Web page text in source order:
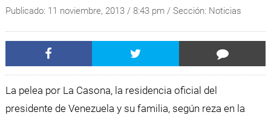
Publicado: 11 noviembre, 2013/ 8:43 pm / Sección: Noticias
La pelea por La Casona, la residencia oficial del
presidente de Venezuela y su familia, según reza en la